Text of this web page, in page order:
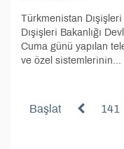
Türkmenistan
Dışişleri Bakanlığı
Cuma günü yapılan
ve özel sistemlerinin...
Başlat 141